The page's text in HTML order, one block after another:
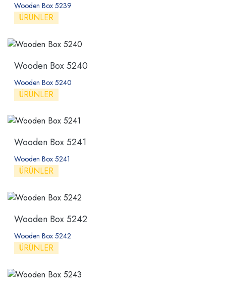
Wooden Box 5239
ÜRÜNLER
Wooden Box 5240
Wooden Box 5240
ÜRÜNLER
Wooden Box 5241
Wooden Box 5241
ÜRÜNLER
Wooden Box 5242
Wooden Box 5242
ÜRÜNLER